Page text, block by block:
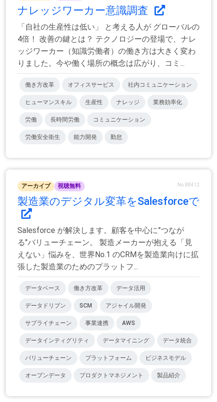
ナレッジワーカー意識調査
「自社の生産性は低い」 と考える人が グローバルの
4倍！ 改善の鍵とは？ テクノロジーの登場で、ナレ
ッジワーカー（知識労働者）の働き方は大きく変わ
りました。今や働く場所の概念は広がり、コミ...
働き方改革 オフィスサービス 社内コミュニケーション
ヒューマンスキル 生産性 ナレッジ 業務効率化
労働 長時間労働 コミュニケーション
労働安全衛生 能力開発 勤怠
アーカイブ 視聴無料 No.88412
製造業のデジタル変革をSalesforceで
Salesforce が解決します。顧客を中心に”つなが
る"バリューチェーン。 製造メーカーが抱える「見
えない」悩みを、世界No.1 のCRMを製造業向けに拡
張した製造業のためのプラットフ...
データベース 働き方改革 データ活用
データドリブン SCM アジャイル開発
サプライチェーン 事業連携 AWS
データインティグリティ データマイニング データ統合
バリューチェーン プラットフォーム ビジネスモデル
オープンデータ プロダクトマネジメント 製品紹介